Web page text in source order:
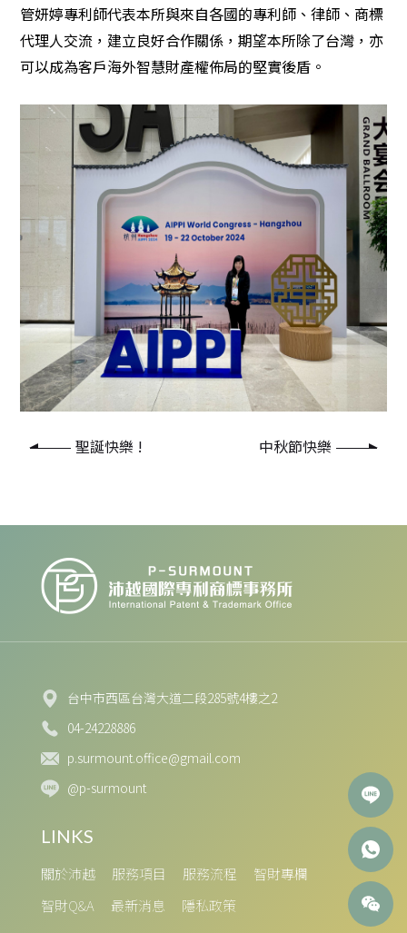
管妍婷專利師代表本所與來自各國的專利師、律師、商標
代理人交流，建立良好合作關係，期望本所除了台灣，亦
可以成為客戶海外智慧財產權佈局的堅實後盾。
聖誕快樂 ! 中秋節快樂
台中市西區台灣大道二段285號4樓之2
04-24228886
p.surmount.office@gmail.com
@p-surmount
關於沛越 服務項目 服務流程
智財專欄
智財Q&A
最新消息 隱私政策